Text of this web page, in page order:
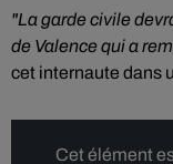
"La garde civile
de Valence qui a
cet internaute dans
Cet élément